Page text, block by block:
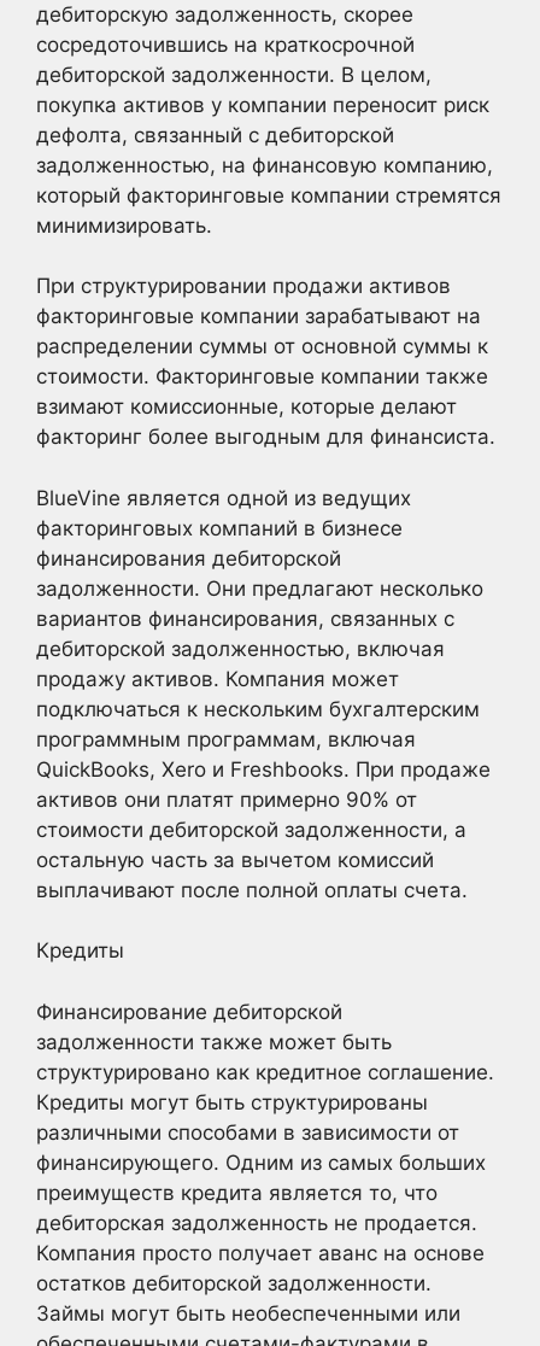
дебиторскую задолженность, скорее
сосредоточившись на краткосрочной
дебиторской задолженности. В целом,
покупка активов у компании переносит риск
дефолта, связанный с дебиторской
задолженностью, на финансовую компанию,
который факторинговые компании стремятся
минимизировать.
При структурировании продажи активов
факторинговые компании зарабатывают на
распределении суммы от основной суммы к
стоимости. Факторинговые компании также
взимают комиссионные, которые делают
факторинг более выгодным для финансиста.
BlueVine является одной из ведущих
факторинговых компаний в бизнесе
финансирования дебиторской
задолженности. Они предлагают несколько
вариантов финансирования, связанных с
дебиторской задолженностью, включая
продажу активов. Компания может
подключаться к нескольким бухгалтерским
программным программам, включая
QuickBooks, Xero и Freshbooks. При продаже
активов они платят примерно 90% от
стоимости дебиторской задолженности, а
остальную часть за вычетом комиссий
выплачивают после полной оплаты счета.
Кредиты
Финансирование дебиторской
задолженности также может быть
структурировано как кредитное соглашение.
Кредиты могут быть структурированы
различными способами в зависимости от
финансирующего. Одним из самых больших
преимуществ кредита является то, что
дебиторская задолженность не продается.
Компания просто получает аванс на основе
остатков дебиторской задолженности.
Займы могут быть необеспеченными или